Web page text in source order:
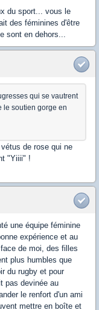
du sport... vous le
des féminines d'être
sont en dehors...
qui se vautrent
le soutien gorge en
de rose qui ne
"Yiiii" !
une équipe féminine
expérience et au
de moi, des filles
plus humbles que
du rugby et pour
pas devinée au
le renfort d'un ami
mettre en boîte et